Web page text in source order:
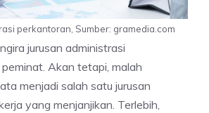
perkantoran, Sumber: gramedia.com
jurusan administrasi
Akan tetapi, malah
menjadi salah satu jurusan
yang menjanjikan. Terlebih,